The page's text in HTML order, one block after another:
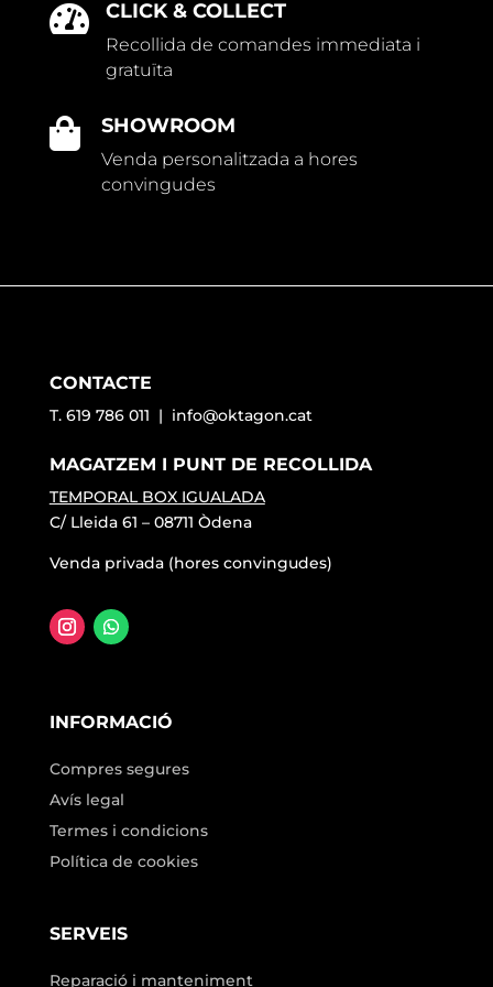
 CLICK & COLLECT
Recollida de comandes immediata i
gratuïta
 SHOWROOM
Venda personalitzada a hores
convingudes
CONTACTE
T. 619 786 011 | info@oktagon.cat
MAGATZEM I PUNT DE RECOLLIDA
TEMPORAL BOX IGUALADA
C/ Lleida 61 – 08711 Òdena
Venda privada (hores convingudes)
INFORMACIÓ
Compres segures
Avís legal
Termes i condicions
Política de cookies
SERVEIS
Reparació i manteniment